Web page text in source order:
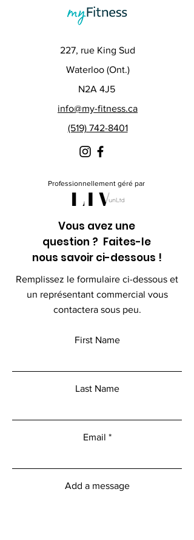
227, rue King Sud
Waterloo (Ont.)
N2A 4J5
info@my-fitness.ca
(519) 742-8401
Professionnellement géré par
Vous avez une
question ? Faites-le
nous savoir ci-dessous !
Remplissez le formulaire ci-dessous et
un représentant commercial vous
contactera sous peu.
First Name
Last Name
Email
Add a message